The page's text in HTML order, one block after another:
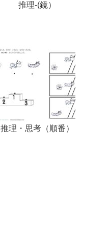
推理-(鏡）
推理・思考（順番）